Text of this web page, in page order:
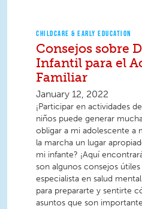
CHILDCARE & EARLY EDUCATION
Consejos sobre
Infantil para el
Familiar
January 12, 2022
¡Participar en actividades
niños puede generar
obligar a mi adolescente a
la marcha un lugar
mi infante? ¡Aquí
son algunos consejos
especialista en salud
para prepararte y sentirte
asuntos que son